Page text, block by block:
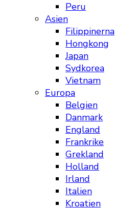
Peru
Asien
Filippinerna
Hongkong
Japan
Sydkorea
Vietnam
Europa
Belgien
Danmark
England
Frankrike
Grekland
Holland
Irland
Italien
Kroatien